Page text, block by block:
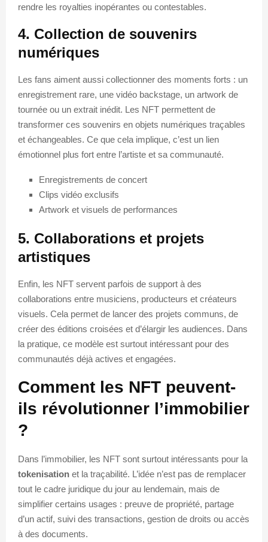
rendre les royalties inopérantes ou contestables.
4. Collection de souvenirs
numériques
Les fans aiment aussi collectionner des moments forts : un
enregistrement rare, une vidéo backstage, un artwork de
tournée ou un extrait inédit. Les NFT permettent de
transformer ces souvenirs en objets numériques traçables
et échangeables. Ce que cela implique, c’est un lien
émotionnel plus fort entre l’artiste et sa communauté.
Enregistrements de concert
Clips vidéo exclusifs
Artwork et visuels de performances
5. Collaborations et projets
artistiques
Enfin, les NFT servent parfois de support à des
collaborations entre musiciens, producteurs et créateurs
visuels. Cela permet de lancer des projets communs, de
créer des éditions croisées et d’élargir les audiences. Dans
la pratique, ce modèle est surtout intéressant pour des
communautés déjà actives et engagées.
Comment les NFT peuvent-
ils révolutionner l’immobilier
?
Dans l’immobilier, les NFT sont surtout intéressants pour la
tokenisation et la traçabilité. L’idée n’est pas de remplacer
tout le cadre juridique du jour au lendemain, mais de
simplifier certains usages : preuve de propriété, partage
d’un actif, suivi des transactions, gestion de droits ou accès
à des documents.